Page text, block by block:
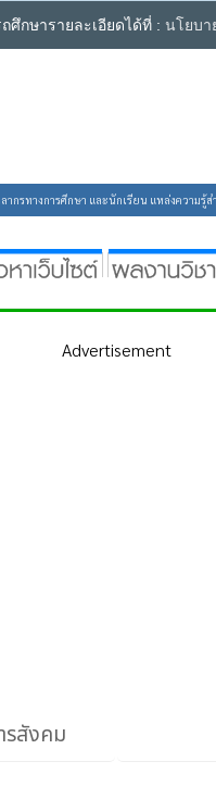
กษารายละเอียดได้ที่ : นโยบา
ากรทางการศึกษา และนักเรียน แหล่งความรู้
Advertisement
รสังคม